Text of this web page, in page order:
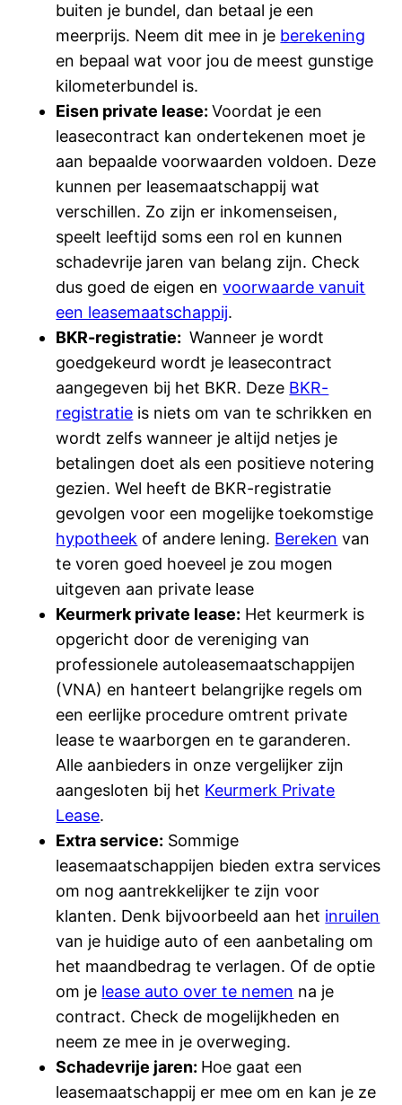
buiten je bundel, dan betaal je een
meerprijs. Neem dit mee in je berekening
en bepaal wat voor jou de meest gunstige
kilometerbundel is.
Eisen private lease:Voordat je een
leasecontract kan ondertekenen moet je
aan bepaalde voorwaarden voldoen. Deze
kunnen per leasemaatschappij wat
verschillen. Zo zijn er inkomenseisen,
speelt leeftijd soms een rol en kunnen
schadevrije jaren van belang zijn. Check
dus goed de eigen envoorwaarde vanuit
een leasemaatschappij.
BKR-registratie: Wanneer je wordt
goedgekeurd wordt je leasecontract
aangegeven bij het BKR. Deze BKR-
registratie is niets om van te schrikken en
wordt zelfs wanneer je altijd netjes je
betalingen doet als een positieve notering
gezien. Wel heeft de BKR-registratie
gevolgen voor een mogelijke toekomstige
hypotheek of andere lening. Bereken van
te voren goed hoeveel je zou mogen
uitgeven aan private lease
Keurmerk private lease: Het keurmerk is
opgericht door de vereniging van
professionele autoleasemaatschappijen
(VNA) en hanteert belangrijke regels om
een eerlijke procedure omtrent private
lease te waarborgen en te garanderen.
Alle aanbieders in onze vergelijker zijn
aangesloten bij het Keurmerk Private
Lease.
Extra service: Sommige
leasemaatschappijen bieden extra services
om nog aantrekkelijker te zijn voor
klanten. Denk bijvoorbeeld aan het inruilen
van je huidige auto of een aanbetaling om
het maandbedrag te verlagen. Of de optie
om je lease auto over te nemen na je
contract. Check de mogelijkheden en
neem ze mee in je overweging.
Schadevrije jaren: Hoe gaat een
leasemaatschappij er mee om en kan je ze